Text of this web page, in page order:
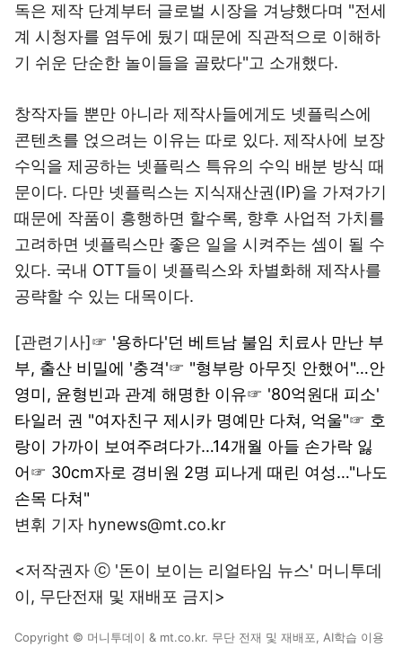
독은 제작 단계부터 글로벌 시장을 겨냥했다며 "전세
계 시청자를 염두에 뒀기 때문에 직관적으로 이해하
기 쉬운 단순한 놀이들을 골랐다"고 소개했다.
창작자들 뿐만 아니라 제작사들에게도 넷플릭스에
콘텐츠를 얹으려는 이유는 따로 있다. 제작사에 보장
수익을 제공하는 넷플릭스 특유의 수익 배분 방식 때
문이다. 다만 넷플릭스는 지식재산권(IP)을 가져가기
때문에 작품이 흥행하면 할수록, 향후 사업적 가치를
고려하면 넷플릭스만 좋은 일을 시켜주는 셈이 될 수
있다. 국내 OTT들이 넷플릭스와 차별화해 제작사를
공략할 수 있는 대목이다.
[관련기사]☞ '용하다'던 베트남 불임 치료사 만난 부
부, 출산 비밀에 '충격'☞ "형부랑 아무짓 안했어"…안
영미, 윤형빈과 관계 해명한 이유☞ '80억원대 피소'
타일러 권 "여자친구 제시카 명예만 다쳐, 억울"☞ 호
랑이 가까이 보여주려다가…14개월 아들 손가락 잃
어☞ 30cm자로 경비원 2명 피나게 때린 여성…"나도
손목 다쳐"
변휘 기자 hynews@mt.co.kr
<저작권자 ⓒ '돈이 보이는 리얼타임 뉴스' 머니투데
이, 무단전재 및 재배포 금지>
Copyright © 머니투데이 & mt.co.kr. 무단 전재 및 재배포, AI학습 이용